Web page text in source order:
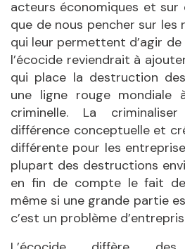
acteurs économiques et sur
que de nous pencher sur les
qui leur permettent d’agir
l’écocide reviendrait à
qui place la destruction
une ligne rouge
criminelle. La
différence conceptuelle et
différente pour les
plupart des destructions
en fin de compte le fait
même si une grande partie
c’est un problème